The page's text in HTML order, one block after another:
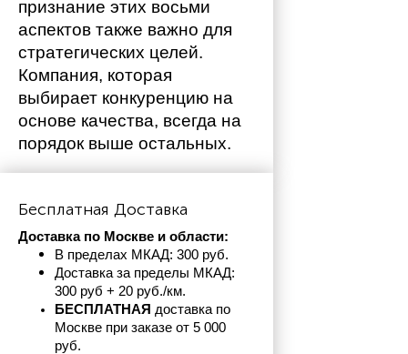
признание этих восьми
аспектов также важно для
стратегических целей.
Компания, которая
выбирает конкуренцию на
основе качества, всегда на
порядок выше остальных.
Бесплатная Доставка
Доставка по Москве и области:
В пределах МКАД: 300 руб.
Доставка за пределы МКАД:
300 руб + 20 руб./км.
БЕСПЛАТНАЯ доставка по
Москве при заказе от 5 000
руб.